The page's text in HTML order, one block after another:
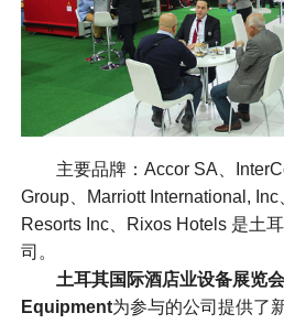
主要品牌：Accor SA、
Group、Marriott International,
Resorts Inc、Rixos Hotels 是土
司。
土耳其国际酒店业设备展览会
Equipment为参与的公司提供了